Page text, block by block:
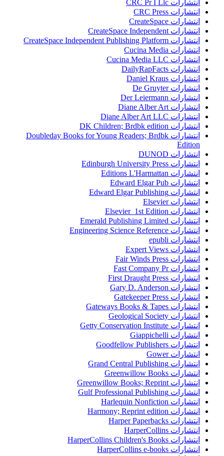
انتشارات CRC Pr I Llc
انتشارات CRC Press
انتشارات CreateSpace
انتشارات CreateSpace Independent
انتشارات CreateSpace Independent Publishing Platform
انتشارات Cucina Media
انتشارات Cucina Media LLC
انتشارات DailyRapFacts
انتشارات Daniel Kraus
انتشارات De Gruyter
انتشارات Der Leiermann
انتشارات Diane Alber Art
انتشارات Diane Alber Art LLC
انتشارات DK Children; Brdbk edition
انتشارات Doubleday Books for Young Readers; Brdbk
Edition
انتشارات DUNOD
انتشارات Edinburgh University Press
انتشارات Editions L'Harmattan
انتشارات Edward Elgar Pub
انتشارات Edward Elgar Publishing
انتشارات Elsevier
انتشارات Elsevier 1st Edition
انتشارات Emerald Publishing Limited
انتشارات Engineering Science Reference
انتشارات epubli
انتشارات Expert Views
انتشارات Fair Winds Press
انتشارات Fast Company Pr
انتشارات First Draught Press
انتشارات Gary D. Anderson
انتشارات Gatekeeper Press
انتشارات Gateways Books & Tapes
انتشارات Geological Society
انتشارات Getty Conservation Institute
انتشارات Giappichelli
انتشارات Goodfellow Publishers
انتشارات Gower
انتشارات Grand Central Publishing
انتشارات Greenwillow Books
انتشارات Greenwillow Books; Reprint
انتشارات Gulf Professional Publishing
انتشارات Harlequin Nonfiction
انتشارات Harmony; Reprint edition
انتشارات Harper Paperbacks
انتشارات HarperCollins
انتشارات HarperCollins Children's Books
انتشارات HarperCollins e-books